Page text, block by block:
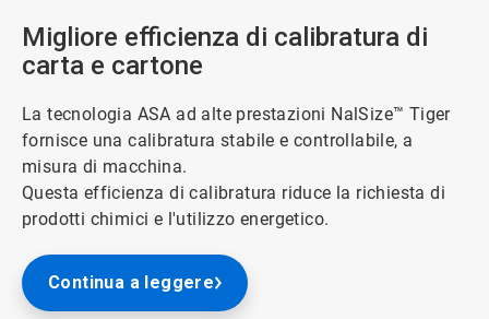
Migliore efficienza di calibratura di
carta e cartone
La tecnologia ASA ad alte prestazioni NalSize™ Tiger
fornisce una calibratura stabile e controllabile, a
misura di macchina.
Questa efficienza di calibratura riduce la richiesta di
prodotti chimici e l'utilizzo energetico.
Continua a leggere